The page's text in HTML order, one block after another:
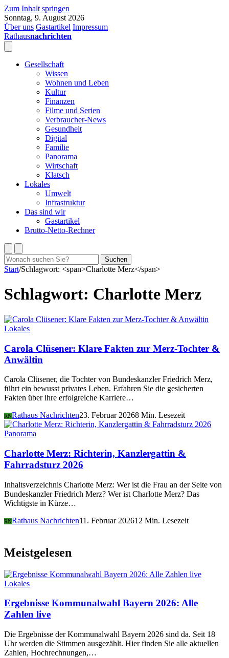
Zum Inhalt springen
Sonntag, 9. August 2026
Über uns Gastartikel Impressum
Rathausnachrichten
Gesellschaft
Wissen
Wohnen und Leben
Kultur
Finanzen
Filme und Serien
Verbraucher-News
Gesundheit
Digital
Familie
Panorama
Wirtschaft
Klatsch
Lokales
Umwelt
Infrastruktur
Das sind wir
Gastartikel
Brutto-Netto-Rechner
Suchen
nach:
Suchen
Start/Schlagwort: <span>Charlotte Merz</span>
Schlagwort: Charlotte Merz
Lokales
Carola Clüsener: Klare Fakten zur Merz-Tochter &
Anwältin
Carola Clüsener, die Tochter von Bundeskanzler Friedrich Merz,
führt ein bewusst privates Leben. Erfahren Sie die gesicherten
Fakten über ihre erfolgreiche Karriere…
RNRathaus Nachrichten23. Februar 20268 Min. Lesezeit
Panorama
Charlotte Merz: Richterin, Kanzlergattin &
Fahrradsturz 2026
Inhaltsverzeichnis Charlotte Merz: Wer ist die Frau an der Seite von
Bundeskanzler Friedrich Merz? Wer ist Charlotte Merz? Das
Wichtigste in Kürze…
RNRathaus Nachrichten11. Februar 202612 Min. Lesezeit
Meistgelesen
Lokales
Ergebnisse Kommunalwahl Bayern 2026: Alle
Zahlen live
Die Ergebnisse der Kommunalwahl Bayern 2026 sind da. Seit 18
Uhr werden die Stimmen ausgezählt. Hier finden Sie alle aktuellen
Zahlen, Hochrechnungen,…